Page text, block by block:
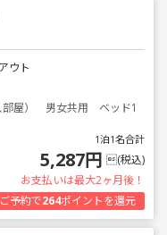
ウト
部屋） 男女共用 ベッド1
1泊1名合計
5,287円 (税込)
お支払いは最大2ヶ月後！
ご予約で264ポイントを還元